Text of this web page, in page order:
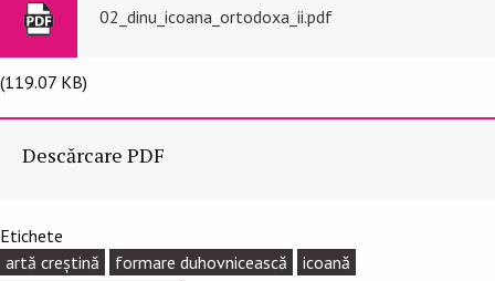
02_dinu_icoana_ortodoxa_ii.pdf
(119.07 KB)
Descărcare PDF
Etichete
artă creștină
formare duhovnicească
icoană